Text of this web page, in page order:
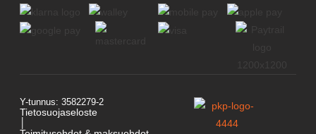
Y-tunnus: 3582279-2
Tietosuojaseloste